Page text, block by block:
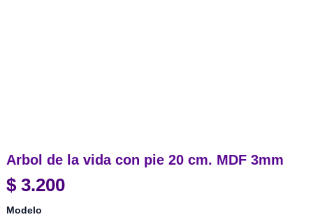
Arbol de la vida con pie 20 cm. MDF 3mm
$ 3.200
Modelo